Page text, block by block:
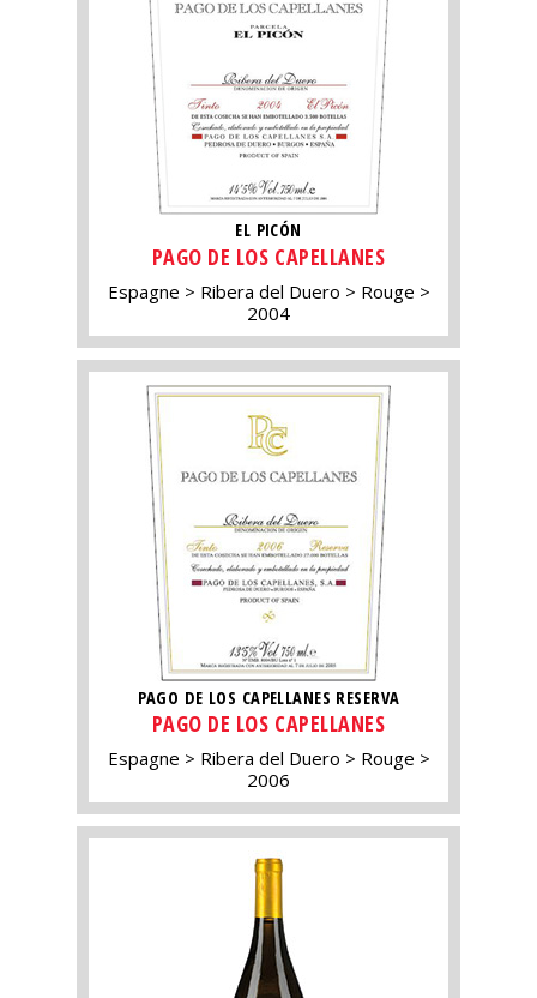
EL PICÓN
PAGO DE LOS CAPELLANES
Espagne Ribera del Duero
Rouge
2004
PAGO DE LOS CAPELLANES RESERVA
PAGO DE LOS CAPELLANES
Espagne Ribera del Duero
Rouge
2006